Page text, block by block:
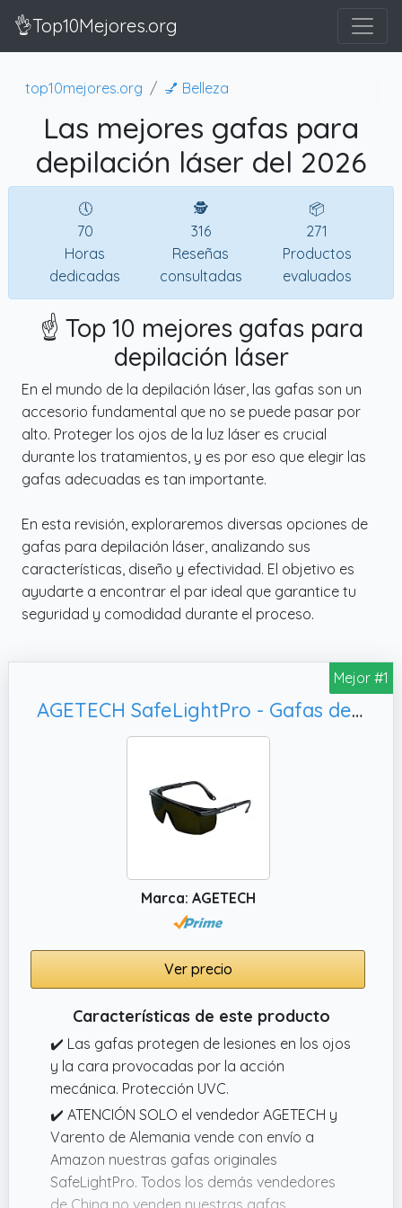
👌Top10Mejores.org
top10mejores.org 💅 Belleza
Las mejores gafas para
depilación láser del 2026
🕔
70
Horas
dedicadas
🕵
316
Reseñas
consultadas
📦
271
Productos
evaluados
☝️ Top 10 mejores gafas para
depilación láser
En el mundo de la depilación láser, las gafas son un
accesorio fundamental que no se puede pasar por
alto. Proteger los ojos de la luz láser es crucial
durante los tratamientos, y es por eso que elegir las
gafas adecuadas es tan importante.
En esta revisión, exploraremos diversas opciones de
gafas para depilación láser, analizando sus
características, diseño y efectividad. El objetivo es
ayudarte a encontrar el par ideal que garantice tu
seguridad y comodidad durante el proceso.
Mejor #1
AGETECH SafeLightPro - Gafas de protección para depilación HPL/IPL, Negro
Marca: AGETECH
Ver precio
Características de este producto
✔️ Las gafas protegen de lesiones en los ojos
y la cara provocadas por la acción
mecánica. Protección UVC.
✔️ ATENCIÓN SOLO el vendedor AGETECH y
Varento de Alemania vende con envío a
Amazon nuestras gafas originales
SafeLightPro. Todos los demás vendedores
de China no venden nuestras gafas.